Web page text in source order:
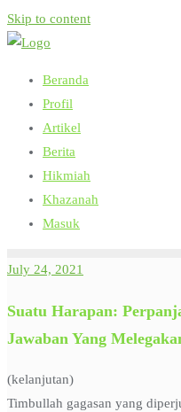
Skip to content
Beranda
Profil
Artikel
Berita
Hikmiah
Khazanah
Masuk
July 24, 2021
Suatu Harapan:
Jawaban Yang
(kelanjutan)
Timbullah gagasan yang